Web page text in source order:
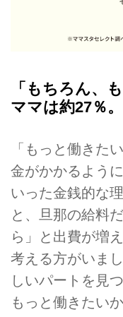
「もちろん、
ママは約27％。
「もっと働きた
金がかかるよう
いった金銭的な
と、旦那の給料
ら」と出費が増
考える方がいま
しいパートを見
もっと働きたい